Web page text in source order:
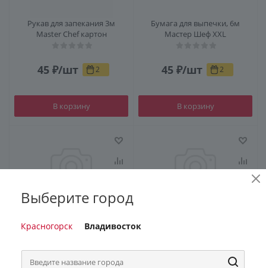
Рукав для запекания 3м
Master Chef картон
45 ₽/шт 2
В корзину
Бумага для выпечки, 6м
Мастер Шеф XXL
45 ₽/шт 2
В корзину
Мастер фреш
Выберите город
Красногорск Владивосток